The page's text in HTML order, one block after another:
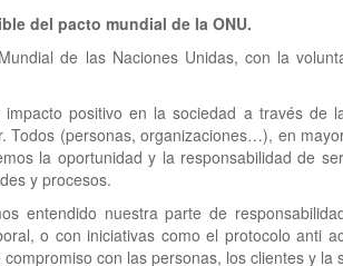
del pacto mundial de la ONU.
de las Naciones Unidas, con la
positivo en la sociedad a través de
(personas, organizaciones…), en
la oportunidad y la responsabilidad de
y procesos.
entendido nuestra parte de
o con iniciativas como el protocolo anti
con las personas, los clientes y la